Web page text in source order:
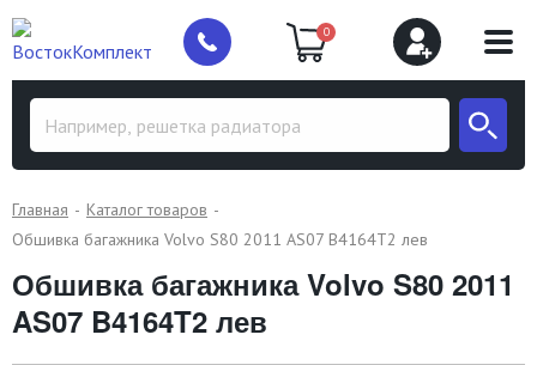
0
Главная
Каталог товаров
Обшивка багажника Volvo S80 2011 AS07 B4164T2 лев
Обшивка багажника Volvo S80 2011
AS07 B4164T2 лев